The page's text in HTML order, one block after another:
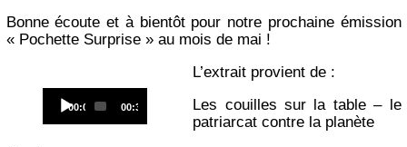
Bonne écoute et à bientôt pour notre prochaine émission
« Pochette Surprise » au mois de mai !
Player
Current
00:00
Total
00:33
L’extrait provient de :
Les couilles sur la table – le
patriarcat contre la planète